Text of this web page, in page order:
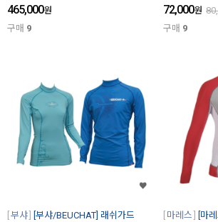
465,000원
구매 9
72,000원
구매 9
부샤 [부샤/BEUCHAT] 래쉬가드 마레스
[마